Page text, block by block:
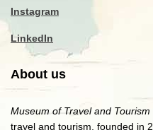
Instagram
LinkedIn
About us
Museum of Travel and Tourism
travel and tourism, founded in